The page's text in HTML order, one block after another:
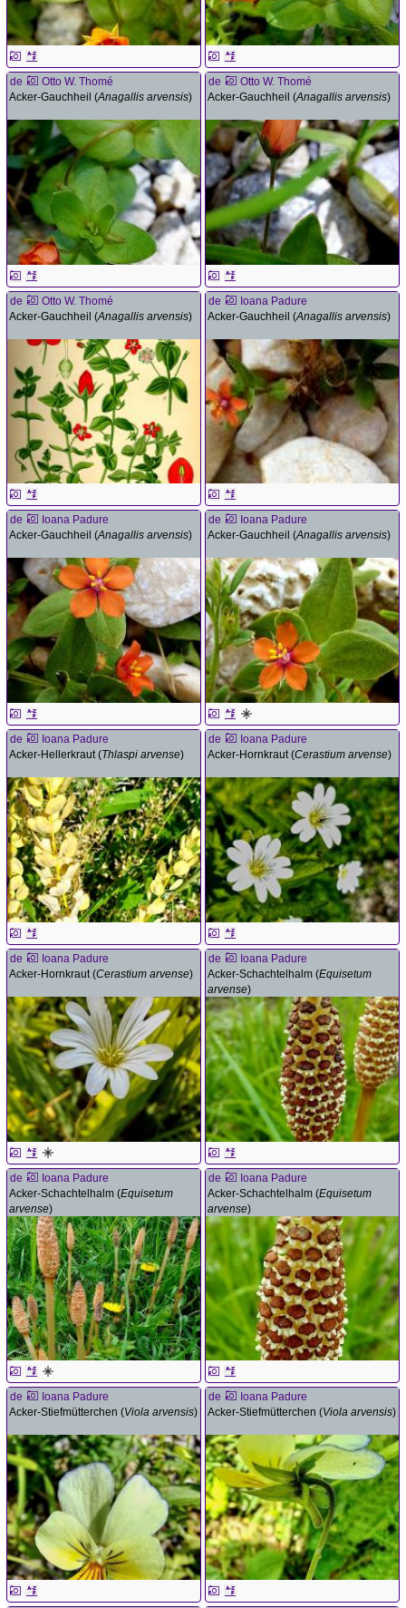
de
Otto W. Thomé
Acker-Gauchheil (Anagallis arvensis)
de
Otto W. Thomé
Acker-Gauchheil (Anagallis arvensis)
de
Otto W. Thomé
Acker-Gauchheil (Anagallis arvensis)
de
Ioana Padure
Acker-Gauchheil (Anagallis arvensis)
de
Ioana Padure
Acker-Gauchheil (Anagallis arvensis)
de
Ioana Padure
Acker-Gauchheil (Anagallis arvensis)
de
Ioana Padure
Acker-Hellerkraut (Thlaspi arvense)
de
Ioana Padure
Acker-Hornkraut (Cerastium arvense)
de
Ioana Padure
Acker-Hornkraut (Cerastium arvense)
de
Ioana Padure
Acker-Schachtelhalm (Equisetum
arvense)
de
Ioana Padure
Acker-Schachtelhalm (Equisetum
arvense)
de
Ioana Padure
Acker-Schachtelhalm (Equisetum
arvense)
de
Ioana Padure
Acker-Stiefmütterchen (Viola arvensis)
de
Ioana Padure
Acker-Stiefmütterchen (Viola arvensis)